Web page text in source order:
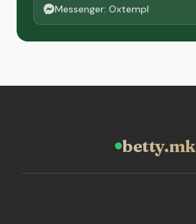
Messenger: Oxtempl
betty.mk